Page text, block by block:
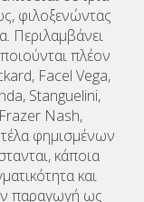
φιλοξενώντας
Περιλαμβάνει
πλέον
Facel Vega,
Stanguelini,
Nash,
φημισμένων
κάποια
και
παραγωγή ως